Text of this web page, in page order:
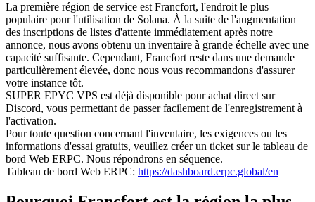
La première région de service est Francfort, l'endroit le plus
populaire pour l'utilisation de Solana. À la suite de l'augmentation
des inscriptions de listes d'attente immédiatement après notre
annonce, nous avons obtenu un inventaire à grande échelle avec une
capacité suffisante. Cependant, Francfort reste dans une demande
particulièrement élevée, donc nous vous recommandons d'assurer
votre instance tôt.
SUPER EPYC VPS est déjà disponible pour achat direct sur
Discord, vous permettant de passer facilement de l'enregistrement à
l'activation.
Pour toute question concernant l'inventaire, les exigences ou les
informations d'essai gratuits, veuillez créer un ticket sur le tableau de
bord Web ERPC. Nous répondrons en séquence.
Tableau de bord Web ERPC: https://dashboard.erpc.global/en